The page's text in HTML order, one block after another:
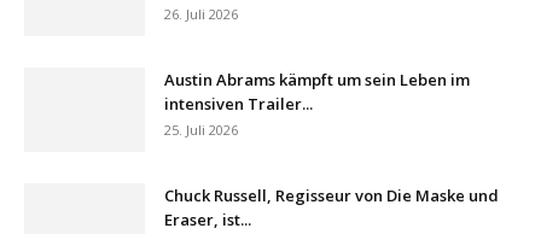
26. Juli 2026
Austin Abrams kämpft um sein Leben im
intensiven Trailer...
25. Juli 2026
Chuck Russell, Regisseur von Die Maske und
Eraser, ist...